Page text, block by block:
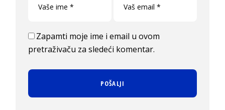
Zapamti moje ime i email u ovom
pretraživaču za sledeći komentar.